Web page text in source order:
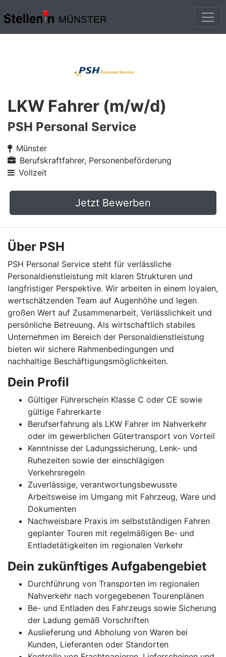
MÜNSTER
LKW Fahrer (m/w/d)
PSH Personal Service
Münster
Berufskraftfahrer, Personenbeförderung
Vollzeit
Jetzt Bewerben
Über PSH
PSH Personal Service steht für verlässliche
Personaldienstleistung mit klaren Strukturen und
langfristiger Perspektive. Wir arbeiten in einem loyalen,
wertschätzenden Team auf Augenhöhe und legen
großen Wert auf Zusammenarbeit, Verlässlichkeit und
persönliche Betreuung. Als wirtschaftlich stabiles
Unternehmen im Bereich der Personaldienstleistung
bieten wir sichere Rahmenbedingungen und
nachhaltige Beschäftigungsmöglichkeiten.
Dein Profil
Gültiger Führerschein Klasse C oder CE sowie
gültige Fahrerkarte
Berufserfahrung als LKW Fahrer im Nahverkehr
oder im gewerblichen Gütertransport von Vorteil
Kenntnisse der Ladungssicherung, Lenk- und
Ruhezeiten sowie der einschlägigen
Verkehrsregeln
Zuverlässige, verantwortungsbewusste
Arbeitsweise im Umgang mit Fahrzeug, Ware und
Dokumenten
Nachweisbare Praxis im selbstständigen Fahren
geplanter Touren mit regelmäßigen Be- und
Entladetätigkeiten im regionalen Verkehr
Dein zukünftiges Aufgabengebiet
Durchführung von Transporten im regionalen
Nahverkehr nach vorgegebenen Tourenplänen
Be- und Entladen des Fahrzeugs sowie Sicherung
der Ladung gemäß Vorschriften
Auslieferung und Abholung von Waren bei
Kunden, Lieferanten oder Standorten